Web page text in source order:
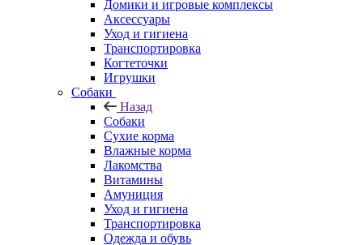
Домики и игровые комплексы
Аксессуары
Уход и гигиена
Транспортировка
Когтеточки
Игрушки
Собаки
Назад
Собаки
Сухие корма
Влажные корма
Лакомства
Витамины
Амуниция
Уход и гигиена
Транспортировка
Одежда и обувь